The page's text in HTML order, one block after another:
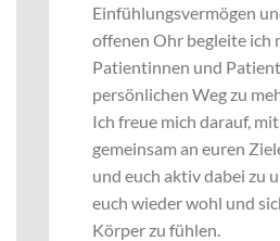
Einfühlungsvermögen
offenen Ohr begleite ich
Patientinnen und
persönlichen Weg zu
Ich freue mich darauf,
gemeinsam an euren
und euch aktiv dabei zu
euch wieder wohl und
Körper zu fühlen.